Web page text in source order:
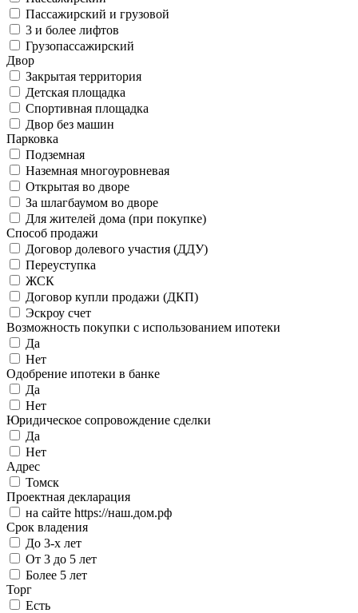
Пассажирский и грузовой
3 и более лифтов
Грузопассажирский
Двор
Закрытая территория
Детская площадка
Спортивная площадка
Двор без машин
Парковка
Подземная
Наземная многоуровневая
Открытая во дворе
За шлагбаумом во дворе
Для жителей дома (при покупке)
Способ продажи
Договор долевого участия (ДДУ)
Переуступка
ЖСК
Договор купли продажи (ДКП)
Эскроу счет
Возможность покупки с использованием ипотеки
Да
Нет
Одобрение ипотеки в банке
Да
Нет
Юридическое сопровождение сделки
Да
Нет
Адрес
Томск
Проектная декларация
на сайте https://наш.дом.рф
Срок владения
До 3-х лет
От 3 до 5 лет
Более 5 лет
Торг
Есть